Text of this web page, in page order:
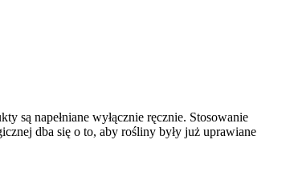
są napełniane wyłącznie ręcznie. Stosowanie
dba się o to, aby rośliny były już uprawiane